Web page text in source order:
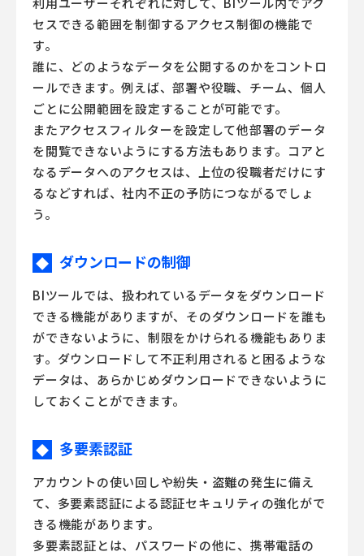
セスできる範囲を制御するアクセス制御の機能で
す。
誰に、どのようなデータを公開するのかをコントロ
ールできます。例えば、部署や役職、チーム、個人
ごとに公開範囲を設定することが可能です。
またアクセスフィルターを設定して他部署のデータ
を閲覧できないようにする方法もあります。コアと
なるデータへのアクセスは、上位の役職者だけにす
るなどすれば、社内不正の予防につながるでしょ
う。
◆ ダウンロードの制御
BIツールでは、扱われているデータをダウンロード
できる機能がありますが、そのダウンロードを誰も
ができないように、制限をかけられる機能もありま
す。ダウンロードして不正利用されると困るような
データは、あらかじめダウンロードできないように
しておくことができます。
◆ 多要素認証
アカウントの使い回しや紛失・盗難の発生に備え
て、多要素認証による認証セキュリティの強化がで
きる機能があります。
多要素認証とは、パスワードの他に、携帯電話の